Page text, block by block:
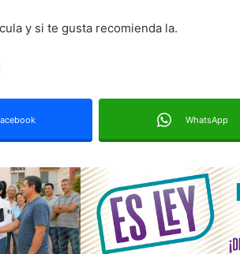
y si te gusta recomienda la.
WhatsApp